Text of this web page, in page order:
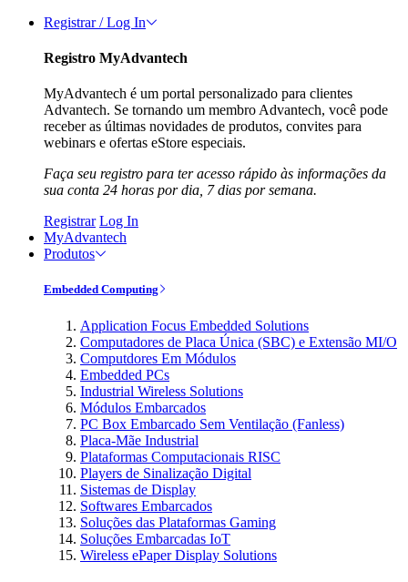
Registrar / Log In
Registro MyAdvantech
MyAdvantech é um portal personalizado para clientes
Advantech. Se tornando um membro Advantech, você pode
receber as últimas novidades de produtos, convites para
webinars e ofertas eStore especiais.
Faça seu registro para ter acesso rápido às informações da
sua conta 24 horas por dia, 7 dias por semana.
Registrar Log In
MyAdvantech
Produtos
Embedded Computing
Application Focus Embedded Solutions
Computadores de Placa Única (SBC) e Extensão MI/O
Computdores Em Módulos
Embedded PCs
Industrial Wireless Solutions
Módulos Embarcados
PC Box Embarcado Sem Ventilação (Fanless)
Placa-Mãe Industrial
Plataformas Computacionais RISC
Players de Sinalização Digital
Sistemas de Display
Softwares Embarcados
Soluções das Plataformas Gaming
Soluções Embarcadas IoT
Wireless ePaper Display Solutions